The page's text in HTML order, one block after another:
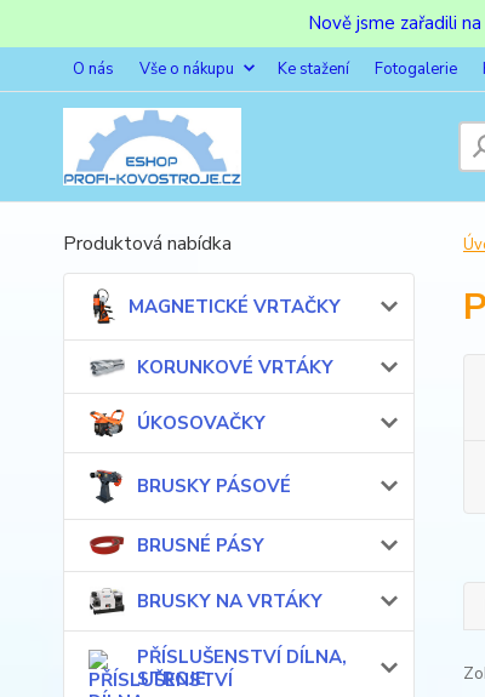
Nově jsme zařadili
O nás Vše o nákupu Ke stažení Fotogalerie
Produktová nabídka
MAGNETICKÉ VRTAČKY
KORUNKOVÉ VRTÁKY
ÚKOSOVAČKY
BRUSKY PÁSOVÉ
BRUSNÉ PÁSY
BRUSKY NA VRTÁKY
PŘÍSLUŠENSTVÍ DÍLNA,
STROJE